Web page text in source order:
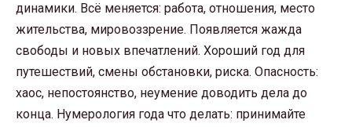
динамики. Всё меняется: работа, отношения, место
жительства, мировоззрение. Появляется жажда
свободы и новых впечатлений. Хороший год для
путешествий, смены обстановки, риска. Опасность:
хаос, непостоянство, неумение доводить дела до
конца. Нумерология года что делать: принимайте